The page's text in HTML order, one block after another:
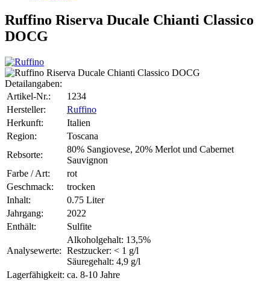
Ruffino Riserva Ducale Chianti Classico
DOCG
Detailangaben:
Artikel-Nr.:
1234
Hersteller:
Ruffino
Herkunft:
Italien
Region:
Toscana
Rebsorte:
80% Sangiovese, 20% Merlot und Cabernet
Sauvignon
Farbe / Art:
rot
Geschmack:
trocken
Inhalt:
0.75 Liter
Jahrgang:
2022
Enthält:
Sulfite
Analysewerte:
Alkoholgehalt: 13,5%
Restzucker: < 1 g/l
Säuregehalt: 4,9 g/l
Lagerfähigkeit: ca. 8-10 Jahre